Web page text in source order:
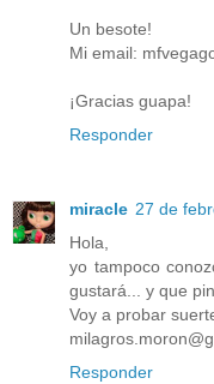
Un besote!
Mi email:
¡Gracias guapa!
Responder
miracle 27 de
Hola,
yo tampoco
gustará... y que
Voy a probar
Responder